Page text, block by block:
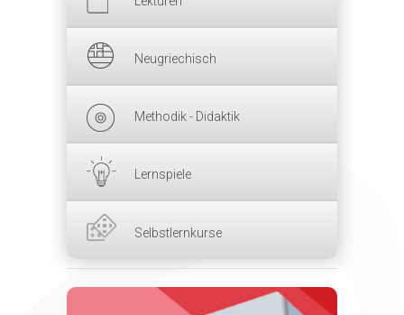
Neugriechisch
Methodik - Didaktik
Lernspiele
Selbstlernkurse